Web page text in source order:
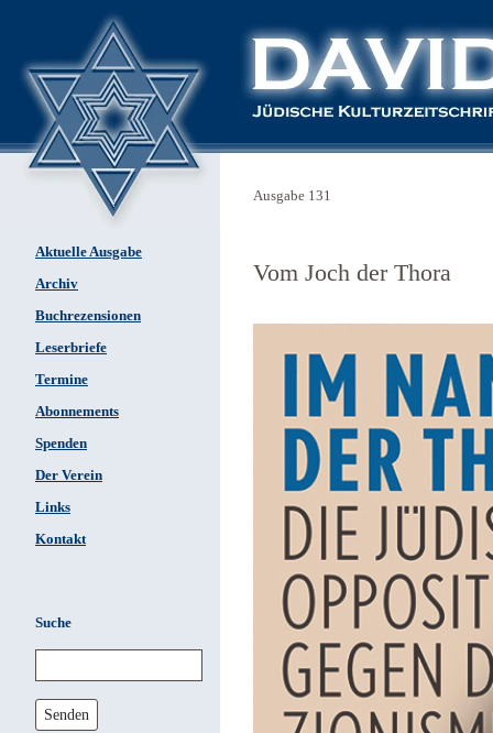
Aktuelle Ausgabe
Archiv
Buchrezensionen
Leserbriefe
Termine
Abonnements
Spenden
Der Verein
Links
Kontakt
Suche
Senden
Ausgabe 131
Vom Joch der Thora